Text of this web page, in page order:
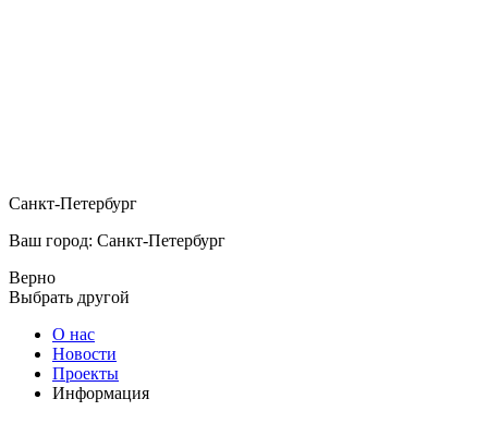
Санкт-Петербург
Ваш город: Санкт-Петербург
Верно
Выбрать другой
О нас
Новости
Проекты
Информация